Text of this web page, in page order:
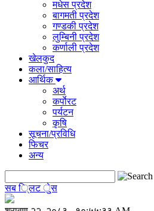
मधेस प्रदेश
बागमती प्रदेश
गण्डकी प्रदेश
लुम्बिनी प्रदेश
कर्णाली प्रदेश
खेलकुद
कला/साहित्य
आर्थिक
अर्थ
कर्पाेरट
पर्यटन
कृषि
सूचना/प्रविधि
फिचर
अन्य
सब ि्लट े्ुस